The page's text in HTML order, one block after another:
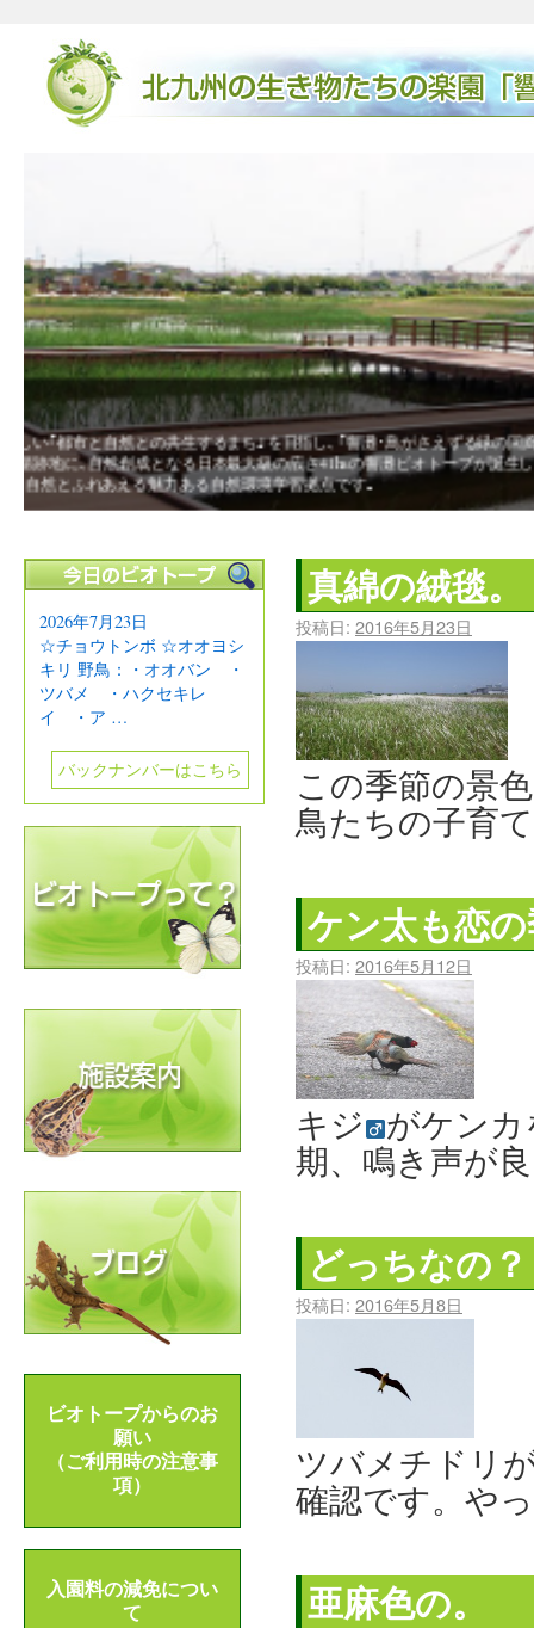
中核的な取組みと
廃棄物埋立地からビオトープになるまで
廃棄物の埋め立て後に出来たデコボコの地形が､湿
きた卵がかえり､メダカが誕生したり､ガレキに卵
ヒなど希少な生物も見られました。
真綿の絨毯。
投稿日: 2016年5月23日
この季節の景
鳥たちの子育
ケン太も恋
投稿日: 2016年5月12日
キジ がケン
期、鳴き声が
どっちなの？
投稿日: 2016年5月8日
ツバメチドリ
確認です。や
亜麻色の。
2026年7月23日
☆チョウトンボ ☆オオヨシ
キリ 野鳥：・オオバン ・
ツバメ ・ハクセキレ
イ ・ア …
バックナンバーはこちら
ビオトープからのお
願い
（ご利用時の注意事
項）
入園料の減免につい
て